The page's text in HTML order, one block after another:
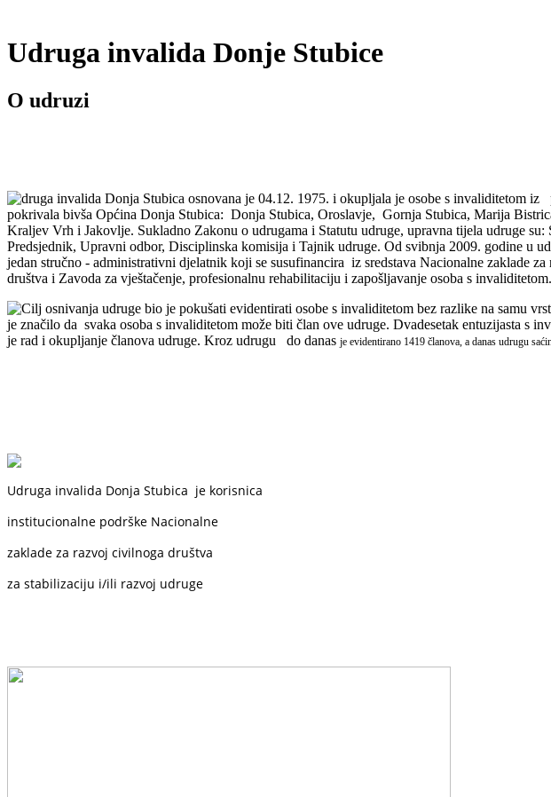
Udruga invalida Donje Stubice
O udruzi
druga invalida Donja Stubica osnovana je 04.12. 1975. i okupljala je osobe s invaliditetom iz
pokrivala bivša Općina Donja Stubica: Donja Stubica, Oroslavje, Gornja Stubica, Marija
Kraljev Vrh i Jakovlje. Sukladno Zakonu o udrugama i Statutu udruge, upravna tijela udruge su:
Predsjednik, Upravni odbor, Disciplinska komisija i Tajnik udruge. Od svibnja 2009. godine u
jedan stručno - administrativni djelatnik koji se susufinancira iz sredstava Nacionalne zaklade
društva i Zavoda za vještačenje, profesionalnu rehabilitaciju i zapošljavanje osoba s invaliditetom.
Cilj osnivanja udruge bio je pokušati evidentirati osobe s invaliditetom bez razlike na samu
je značilo da svaka osoba s invaliditetom može biti član ove udruge. Dvadesetak entuzijasta s
je rad i okupljanje članova udruge. Kroz udrugu do danas je evidentirano 1419 članova, a danas udrugu
Udruga invalida Donja Stubica je korisnica
institucionalne podrške Nacionalne
zaklade za razvoj civilnoga društva
za stabilizaciju i/ili razvoj udruge